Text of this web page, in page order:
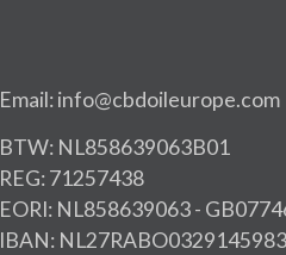
Email: info@cbdoileurope.com
BTW: NL858639063B01
REG: 71257438
EORI: NL858639063 -
IBAN: NL27RABO0329145983